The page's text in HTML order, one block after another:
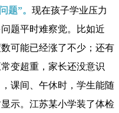
题”。 现在孩子学业压力
题平时难察觉。比如近
可能已经涨了不少；还有
变超重，家长还没意识
课间、午休时，学生能随
示。江苏某小学装了体检